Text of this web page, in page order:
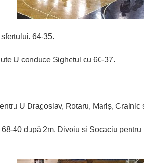
64-35.
U conduce Sighetul cu 66-37.
U Dragoslav, Rotaru, Mariș, Crainic
40 după 2m. Divoiu și Socaciu pentru